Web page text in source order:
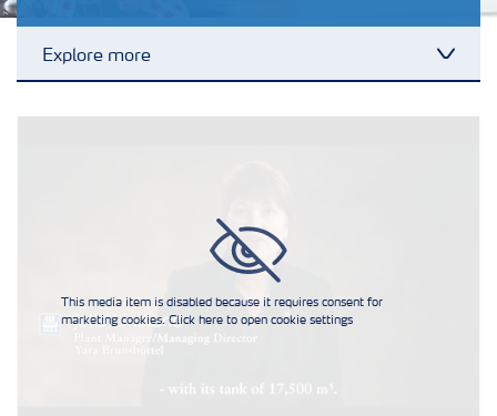
Explore more
ARLA 32 para veículos comerciais
This media item is disabled because it requires consent for
marketing cookies. Click here to open cookie settings